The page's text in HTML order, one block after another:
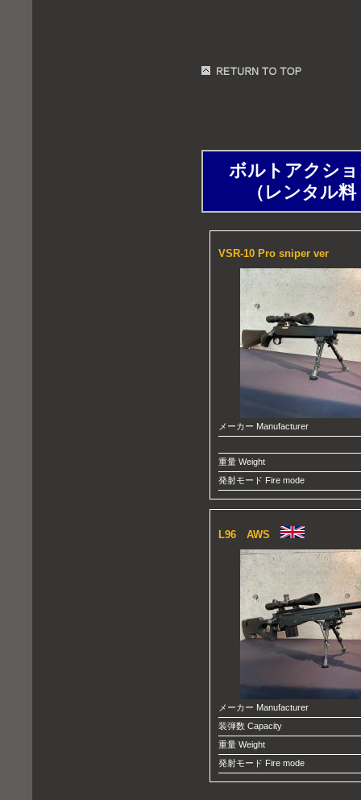
ボルトアクシ
（レンタル料
VSR-10 Pro sniper ver
メーカー Manufacturer
重量 Weight
発射モード Fire mode
L96 AWS
メーカー Manufacturer
装弾数 Capacity
重量 Weight
発射モード Fire mode